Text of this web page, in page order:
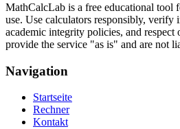
MathCalcLab is a free educational tool
use. Use calculators responsibly, verify
academic integrity policies, and
provide the service "as is" and are not
Navigation
Startseite
Rechner
Kontakt